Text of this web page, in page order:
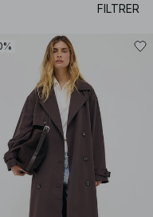
FILTRER